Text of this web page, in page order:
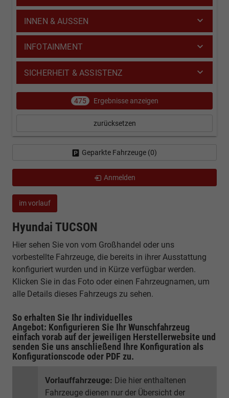
im vorlauf
Hyundai TUCSON
Hier sehen Sie von vom Großhandel oder uns
vorbestellte Fahrzeuge, die bereits in ihrer Ausstattung
konfiguriert wurden und in Kürze verfügbar werden.
Klicken Sie in das Foto oder einen Fahrzeugnamen, um
alle Details dieses Fahrzeugs zu sehen.
So erhalten Sie Ihr individuelles
Angebot: Konfigurieren Sie Ihr Wunschfahrzeug
einfach vorab auf der jeweiligen Herstellerwebsite und
senden Sie uns anschließend Ihre Konfiguration als
Konfigurationscode oder PDF zu.
Vorlauffahrzeuge: Die hier enthaltenen
Fahrzeuge dienen nur der Übersicht der
INNEN & AUSSEN
INFOTAINMENT
SICHERHEIT & ASSISTENZ
475 Ergebnisse anzeigen
zurücksetzen
Geparkte Fahrzeuge (0)
Anmelden